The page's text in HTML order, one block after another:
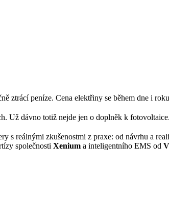
ztrácí peníze. Cena elektřiny se během dne i
dávno totiž nejde jen o doplněk k
s reálnými zkušenostmi z praxe: od návrhu a
společnosti Xenium a inteligentního EMS od